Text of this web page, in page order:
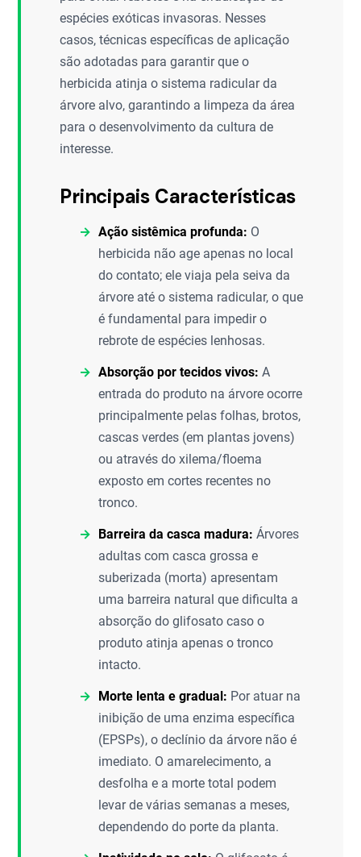
espécies exóticas invasoras. Nesses
casos, técnicas específicas de aplicação
são adotadas para garantir que o
herbicida atinja o sistema radicular da
árvore alvo, garantindo a limpeza da área
para o desenvolvimento da cultura de
interesse.
Principais Características
Ação sistêmica profunda: O
herbicida não age apenas no local
do contato; ele viaja pela seiva da
árvore até o sistema radicular, o que
é fundamental para impedir o
rebrote de espécies lenhosas.
Absorção por tecidos vivos: A
entrada do produto na árvore ocorre
principalmente pelas folhas, brotos,
cascas verdes (em plantas jovens)
ou através do xilema/floema
exposto em cortes recentes no
tronco.
Barreira da casca madura: Árvores
adultas com casca grossa e
suberizada (morta) apresentam
uma barreira natural que dificulta a
absorção do glifosato caso o
produto atinja apenas o tronco
intacto.
Morte lenta e gradual: Por atuar na
inibição de uma enzima específica
(EPSPs), o declínio da árvore não é
imediato. O amarelecimento, a
desfolha e a morte total podem
levar de várias semanas a meses,
dependendo do porte da planta.